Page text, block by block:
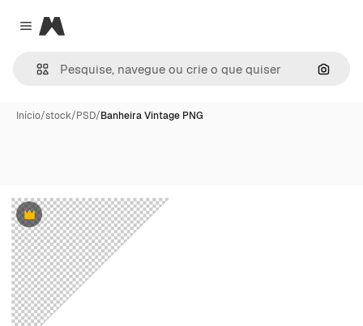
Close menu
Magnific
Início/stock/PSD/Banheira Vintage PNG
Premium